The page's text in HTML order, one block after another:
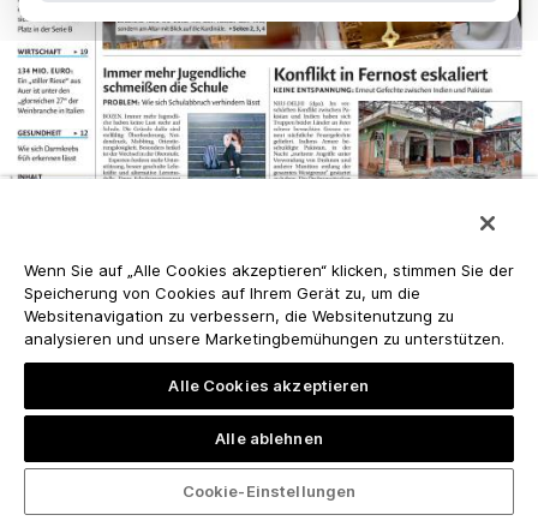
Wenn Sie auf „Alle Cookies akzeptieren“ klicken, stimmen Sie der
Speicherung von Cookies auf Ihrem Gerät zu, um die
Websitenavigation zu verbessern, die Websitenutzung zu
analysieren und unsere Marketingbemühungen zu unterstützen.
Alle Cookies akzeptieren
Alle ablehnen
Cookie-Einstellungen